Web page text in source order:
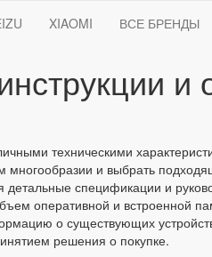
XIAOMI ВСЕ БРЕНДЫ
и
техническими
многообразии и выбрать
спецификации и
оперативной и встроенной
о существующих
решения о покупке.